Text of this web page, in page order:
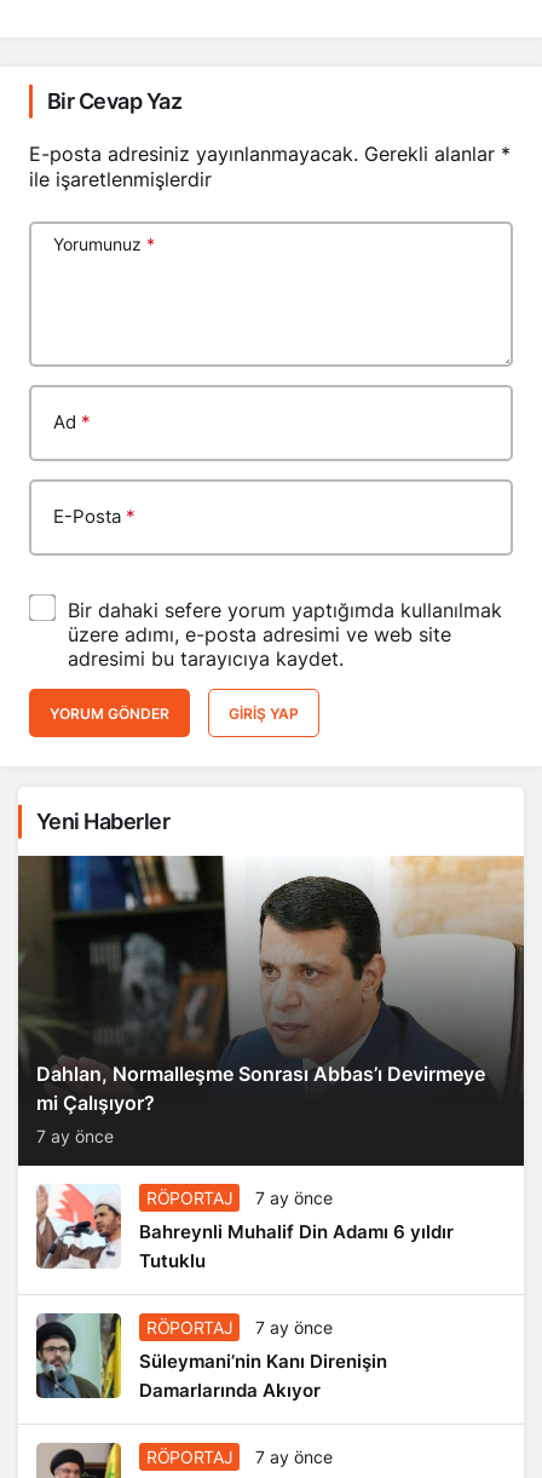
Bir Cevap Yaz
E-posta adresiniz yayınlanmayacak. Gerekli alanlar *
ile işaretlenmişlerdir
Yorumunuz *
Ad *
E-Posta *
Bir dahaki sefere yorum yaptığımda kullanılmak
üzere adımı, e-posta adresimi ve web site
adresimi bu tarayıcıya kaydet.
YORUM GÖNDER GIRIŞ YAP
Yeni Haberler
Dahlan, Normalleşme Sonrası Abbas’ı Devirmeye
mi Çalışıyor?
7 ay önce
RÖPORTAJ 7 ay önce
Bahreynli Muhalif Din Adamı 6 yıldır
Tutuklu
RÖPORTAJ 7 ay önce
Süleymani’nin Kanı Direnişin
Damarlarında Akıyor
RÖPORTAJ 7 ay önce